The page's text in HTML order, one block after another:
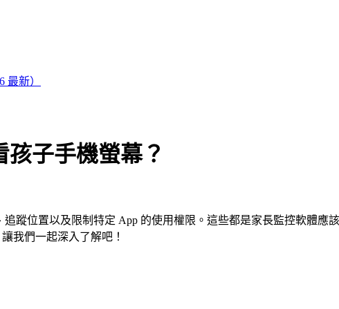
最新）
子手機螢幕？
蹤位置以及限制特定 App 的使用權限。這些都是家長監控軟體應
我們一起深入了解吧！